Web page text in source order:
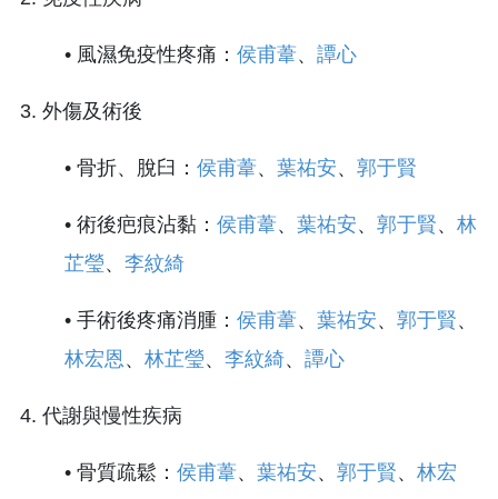
• 風濕免疫性疼痛： 侯甫葦、 譚心
3. 外傷及術後
• 骨折、脫臼： 侯甫葦、 葉祐安、 郭于賢
• 術後疤痕沾黏： 侯甫葦、 葉祐安、 郭于賢、 林
芷瑩、 李紋綺
• 手術後疼痛消腫： 侯甫葦、 葉祐安、 郭于賢、
林宏恩、 林芷瑩、 李紋綺、 譚心
4. 代謝與慢性疾病
• 骨質疏鬆： 侯甫葦、 葉祐安、 郭于賢、 林宏